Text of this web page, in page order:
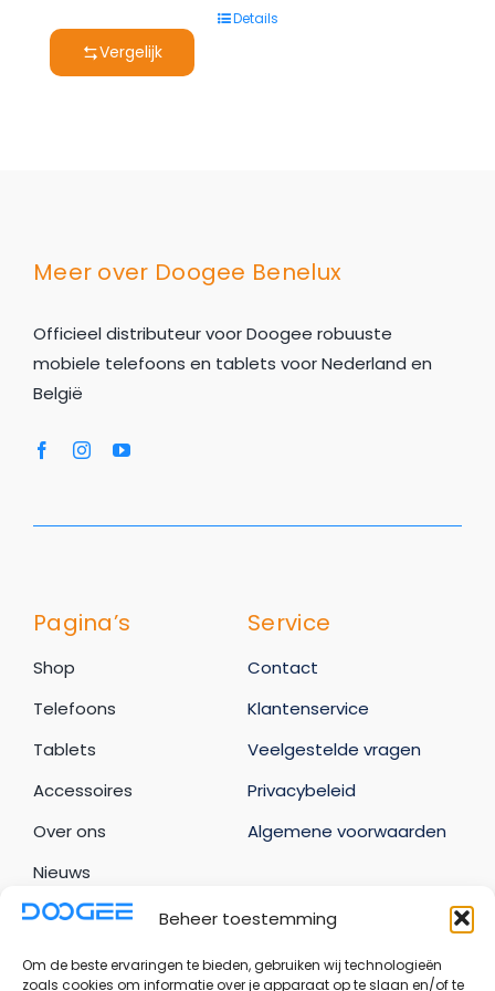
Beheer toestemming
Om de beste ervaringen te bieden, gebruiken wij technologieën
zoals cookies om informatie over je apparaat op te slaan en/of te
was:
€ 599,00.
prijs
Details
Vergelijk
Meer over Doogee Benelux
Officieel distributeur voor Doogee robuuste
mobiele telefoons en tablets voor Nederland en
België
Pagina’s
Shop
Telefoons
Tablets
Accessoires
Over ons
Nieuws
Service
Contact
Klantenservice
Veelgestelde vragen
Privacybeleid
Algemene voorwaarden
Uw account
Bestellingen